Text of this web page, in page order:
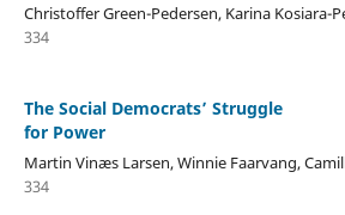
Christoffer Green-Pedersen, Karina Kosiara-
334
The Social Democrats’ Struggle
for Power
Martin Vinæs Larsen, Winnie Faarvang,
334